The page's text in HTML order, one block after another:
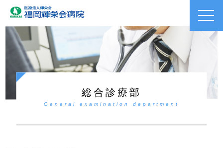
toggle
総合診療部
General examination department